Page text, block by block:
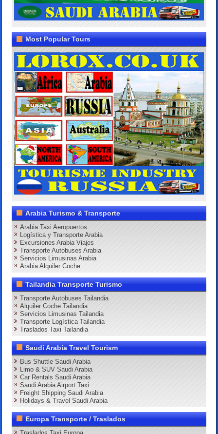
Most Popular Tours
Arabia Turismo & Transporte
Arabia Taxi Aeropuertos
Logística y Transporte Arabia
Excursiones Arabia Viajes
Transporte Autobuses Arabia
Servicios Limusinas Arabia
Arabia Alquiler Coche
Tailandia Transporte Turismo
Transporte Autobuses Tailandia
Alquiler Coche Tailandia
Servicios Limusinas Tailandia
Transporte Logística Tailandia
Traslados Taxi Tailandia
Saudi Arabia Travel Tourism
Bus Shuttle Saudi Arabia
Limo & SUV Saudi Arabia
Car Rentals Saudi Arabia
Saudi Arabia Airport Taxi
Freight Shipping Saudi Arabia
Holidays & Travel Saudi Arabia
Europa Transporte / Traslados